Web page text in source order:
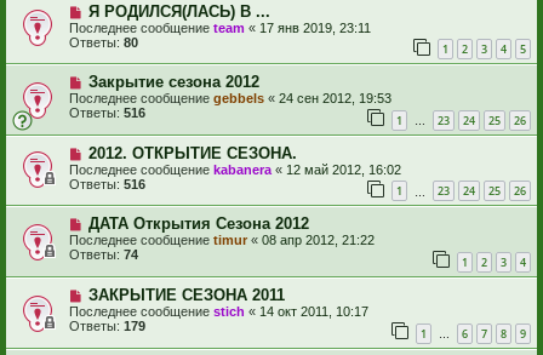
Я РОДИЛСЯ(ЛАСЬ) В ...
Последнее сообщение team « 17 янв 2019, 23:11
Ответы: 80 1 2 3 4 5
Закрытие сезона 2012
Последнее сообщение gebbels « 24 сен 2012, 19:53
Ответы: 516 1 … 23 24 25 26
2012. ОТКРЫТИЕ СЕЗОНА.
Последнее сообщение kabanera « 12 май 2012, 16:02
Ответы: 516 1 23 24 25 26
ДАТА Открытия Сезона 2012
Последнее сообщение timur « 08 апр 2012, 21:22
Ответы: 74 1 2 3 4
ЗАКРЫТИЕ СЕЗОНА 2011
Последнее сообщение stich « 14 окт 2011, 10:17
Ответы: 179 1 … 6 7 8 9